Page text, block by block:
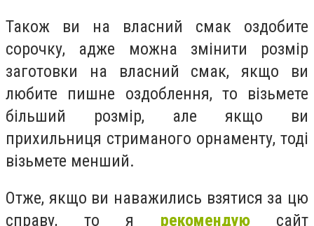
Також ви на власний смак оздобите
сорочку, адже можна змінити розмір
заготовки на власний смак, якщо ви
любите пишне оздоблення, то візьмете
більший розмір, але якщо ви
прихильниця стриманого орнаменту, тоді
візьмете менший.
Отже, якщо ви наважились взятися за цю
справу, то я рекомендуюсайт